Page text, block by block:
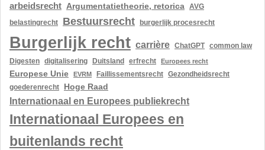
arbeidsrecht Argumentatietheorie, retorica AVG
belastingrecht Bestuursrecht burgerlijk procesrecht
Burgerlijk recht carrière ChatGPT common law
Digesten
digitalisering Duitsland erfrecht Europees recht
Europese Unie EVRM Faillissementsrecht
Gezondheidsrecht
goederenrecht
Hoge Raad
Internationaal en Europees publiekrecht
Internationaal Europees en
buitenlands recht